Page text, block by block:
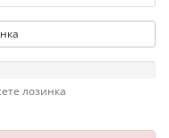
лозинка